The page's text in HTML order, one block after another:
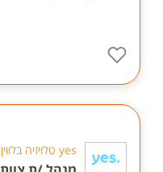
yes טלויזיה בלווין